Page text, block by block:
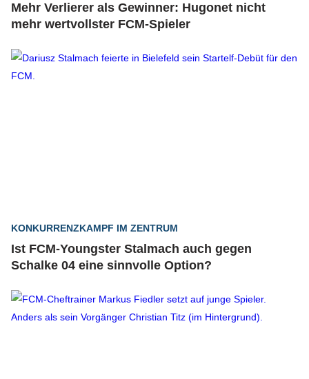
Mehr Verlierer als Gewinner: Hugonet nicht
mehr wertvollster FCM-Spieler
KONKURRENZKAMPF IM ZENTRUM
Ist FCM-Youngster Stalmach auch gegen
Schalke 04 eine sinnvolle Option?